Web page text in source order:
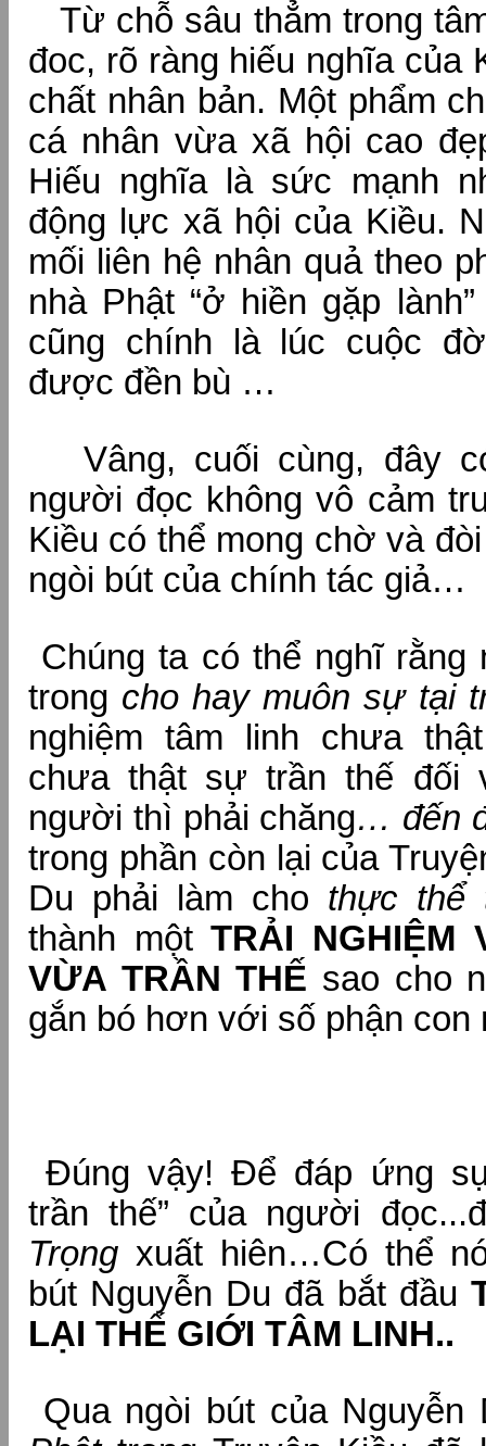
Từ chỗ sâu thẳm trong
đoc, rõ ràng hiếu nghĩa của
chất nhân bản. Một phẩm
cá nhân vừa xã hội cao
Hiếu nghĩa là sức mạnh
động lực xã hội của Kiều.
mối liên hệ nhân quả theo
nhà Phật “ở hiền gặp
cũng chính là lúc cuộc
được đền bù …
Vâng, cuối cùng, đây
người đọc không vô cảm
Kiều có thể mong chờ và
ngòi bút của chính tác giả…
Chúng ta có thể nghĩ
trong cho hay muôn sự tại
nghiệm tâm linh chưa
chưa thật sự trần thế đối
người thì phải chăng… đến
trong phần còn lại của
Du phải làm cho thực thể
thành mộtTRẢI NGHIỆM
VỪA TRẦN THẾ sao cho
gắn bó hơn với số phận
Đúng vậy! Để đáp ứng
trần thế” của người
Trọng xuất hiên…Có thể
bút Nguyễn Du đã bắt đầu
LẠI THẾ GIỚI TÂM LINH..
Qua ngòi bút của